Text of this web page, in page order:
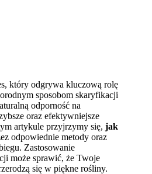
który odgrywa kluczową rolę
sposobom skaryfikacji
odporność na
oraz efektywniejsze
artykule przyjrzymy się, jak
odpowiednie metody oraz
Zastosowanie
może sprawić, że Twoje
się w piękne rośliny.